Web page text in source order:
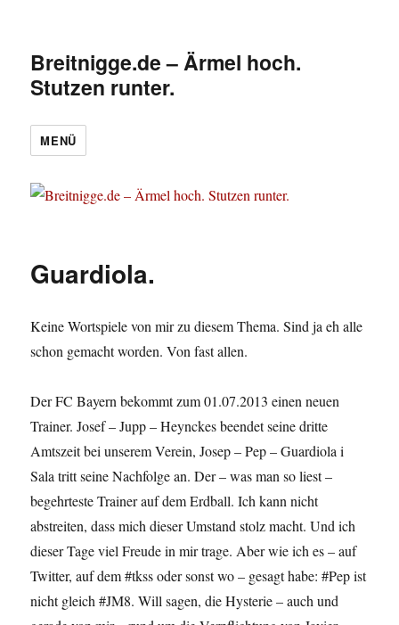
Breitnigge.de – Ärmel hoch.
Stutzen runter.
MENÜ
Guardiola.
Keine Wortspiele von mir zu diesem Thema. Sind ja eh alle
schon gemacht worden. Von fast allen.
Der FC Bayern bekommt zum 01.07.2013 einen neuen
Trainer. Josef – Jupp – Heynckes beendet seine dritte
Amtszeit bei unserem Verein, Josep – Pep – Guardiola i
Sala tritt seine Nachfolge an. Der – was man so liest –
begehrteste Trainer auf dem Erdball. Ich kann nicht
abstreiten, dass mich dieser Umstand stolz macht. Und ich
dieser Tage viel Freude in mir trage. Aber wie ich es – auf
Twitter, auf dem #tkss oder sonst wo – gesagt habe: #Pep ist
nicht gleich #JM8. Will sagen, die Hysterie – auch und